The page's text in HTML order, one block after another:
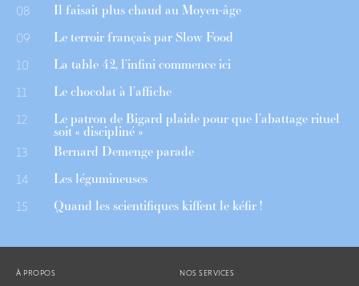
08 Il faisait plus chaud au Moyen-âge
09 Le terroir français par Slow Food
10 La table 42, l’infini commence ici
11 Le chocolat à l’affiche
12 Le patron de Bigard plaide pour que l’abattage rituel
soit « discipliné »
13 Bernard Demenge parade
14 Les légumineuses
15 Quand les scientifiques kiffent le kéfir !
À PROPOS
NOS SERVICES